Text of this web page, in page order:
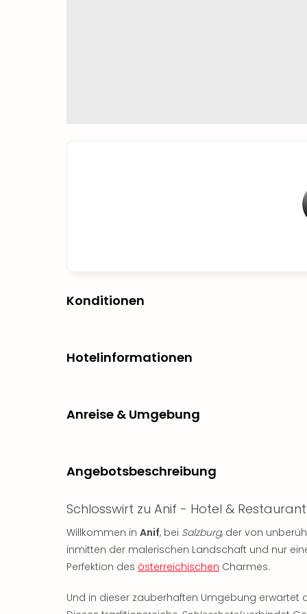
Konditionen
Hotelinformationen
Anreise & Umgebung
Angebotsbeschreibung
Schlosswirt zu Anif - Hotel & Restaurant
Willkommen in Anif, bei Salzburg, der von
inmitten der malerischen Landschaft und nur
Perfektion des österreichischen Charmes.
Und in dieser zauberhaften Umgebung erwartet